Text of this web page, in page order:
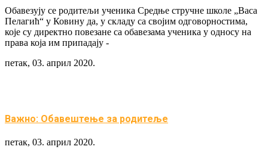
Обавезују се родитељи ученика Средње стручне школе „Васа
Пелагић“ у Ковину да, у складу са својим одговорностима,
које су директно повезане са обавезама ученика у односу на
права која им припадају -
петак, 03. април 2020.
Важно: Обавештење за родитеље
петак, 03. април 2020.